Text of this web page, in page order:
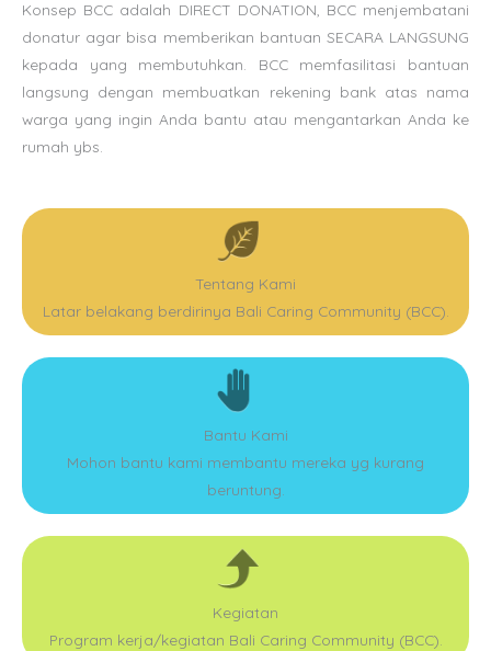
Konsep BCC adalah DIRECT DONATION, BCC menjembatani
donatur agar bisa memberikan bantuan SECARA LANGSUNG
kepada yang membutuhkan. BCC memfasilitasi bantuan
langsung dengan membuatkan rekening bank atas nama
warga yang ingin Anda bantu atau mengantarkan Anda ke
rumah ybs.
Tentang Kami
Latar belakang berdirinya Bali Caring Community (BCC).
Bantu Kami
Mohon bantu kami membantu mereka yg kurang
beruntung.
Kegiatan
Program kerja/kegiatan Bali Caring Community (BCC).